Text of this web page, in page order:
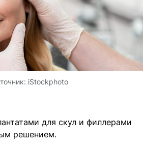
iStockphoto
для скул и филлерами
решением.